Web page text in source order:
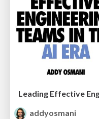
Leading Effective
addyosmani